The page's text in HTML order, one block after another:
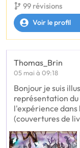
99 révisions
Voir le profil
Thomas_Brin
05 mai à 09:18
Bonjour je suis
représentation
l'expérience dans
(couvertures de